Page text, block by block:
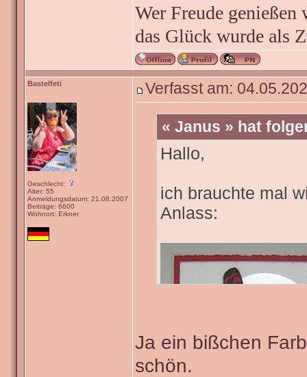
Wer Freude
das Glück wurde als
Bastelfeti
Geschlecht:
Alter: 55
Anmeldungsdatum: 21.08.2007
Beiträge: 6600
Wohnort: Erkner
Verfasst am:
« Janus » hat
Hallo,
ich brauchte mal
Anlass:
Ja ein bißchen
schön.